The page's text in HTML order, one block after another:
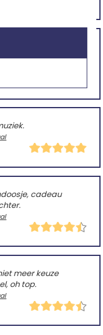
poppetje is wat
cadeau
meer keuze
oh top.